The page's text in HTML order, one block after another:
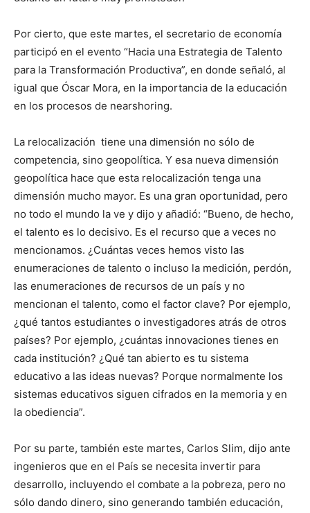
Por cierto, que este martes, el secretario de economía
participó en el evento “Hacia una Estrategia de Talento
para la Transformación Productiva”, en donde señaló, al
igual que Óscar Mora, en la importancia de la educación
en los procesos de nearshoring.
La relocalización tiene una dimensión no sólo de
competencia, sino geopolítica. Y esa nueva dimensión
geopolítica hace que esta relocalización tenga una
dimensión mucho mayor. Es una gran oportunidad, pero
no todo el mundo la ve y dijo y añadió: “Bueno, de hecho,
el talento es lo decisivo. Es el recurso que a veces no
mencionamos. ¿Cuántas veces hemos visto las
enumeraciones de talento o incluso la medición, perdón,
las enumeraciones de recursos de un país y no
mencionan el talento, como el factor clave? Por ejemplo,
¿qué tantos estudiantes o investigadores atrás de otros
países? Por ejemplo, ¿cuántas innovaciones tienes en
cada institución? ¿Qué tan abierto es tu sistema
educativo a las ideas nuevas? Porque normalmente los
sistemas educativos siguen cifrados en la memoria y en
la obediencia”.
Por su parte, también este martes, Carlos Slim, dijo ante
ingenieros que en el País se necesita invertir para
desarrollo, incluyendo el combate a la pobreza, pero no
sólo dando dinero, sino generando también educación,